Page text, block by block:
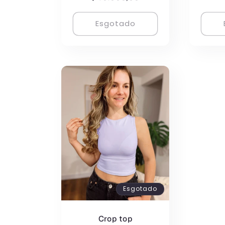
Esgotado
Esgotado
Crop top